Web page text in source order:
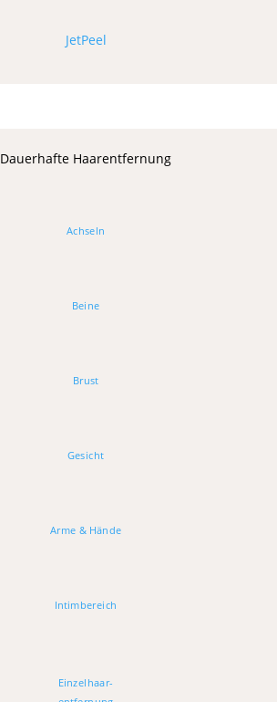
JetPeel
Dauerhafte Haarentfernung
Achseln
Beine
Brust
Gesicht
Arme & Hände
Intimbereich
Einzelhaar-